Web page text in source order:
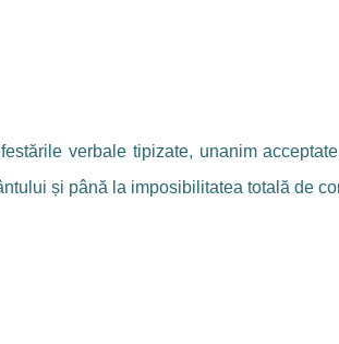
verbale tipizate, unanim
și până la imposibilitatea totală de